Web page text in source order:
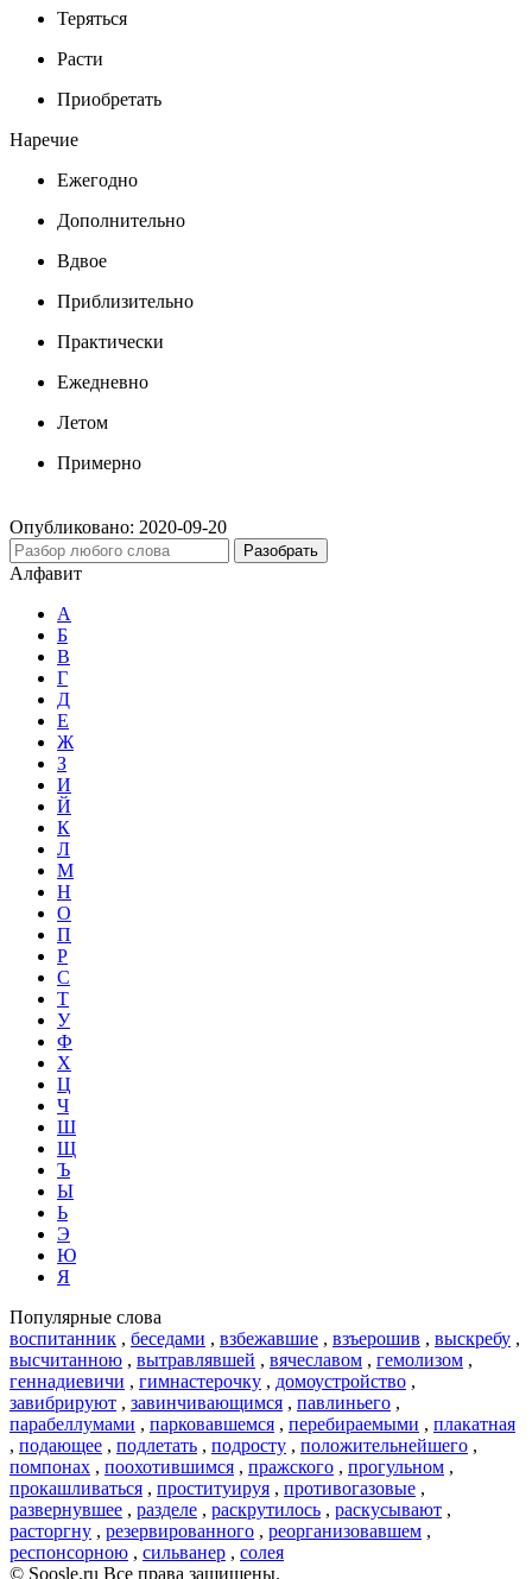
Теряться
Расти
Приобретать
Наречие
Ежегодно
Дополнительно
Вдвое
Приблизительно
Практически
Ежедневно
Летом
Примерно
Опубликовано: 2020-09-20
Разобрать
Алфавит
А
Б
В
Г
Д
Е
Ж
З
И
Й
К
Л
М
Н
О
П
Р
С
Т
У
Ф
Х
Ц
Ч
Ш
Щ
Ъ
Ы
Ь
Э
Ю
Я
Популярные слова
воспитанник , беседами , взбежавшие , взъерошив , выскребу ,
высчитанною , вытравлявшей , вячеславом , гемолизом ,
геннадиевичи , гимнастерочку , домоустройство ,
завибрируют , завинчивающимся , павлиньего ,
парабеллумами , парковавшемся , перебираемыми , плакатная
, подающее , подлетать , подросту , положительнейшего ,
помпонах , поохотившимся , пражского , прогульном ,
прокашливаться , проституируя , противогазовые ,
развернувшее , разделе , раскрутилось , раскусывают ,
расторгну , резервированного , реорганизовавшем ,
респонсорною , сильванер , солея
© Soosle.ru Все права защищены.